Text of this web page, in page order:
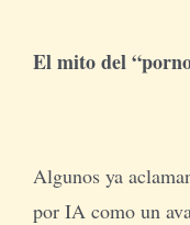
El mito del
Algunos ya
por IA como un